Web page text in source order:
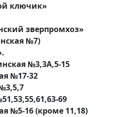
ключик»
зверпромхоз»
№7)
№3,3А,5-15
№17-32
69
№5-16 (кроме 11,18)